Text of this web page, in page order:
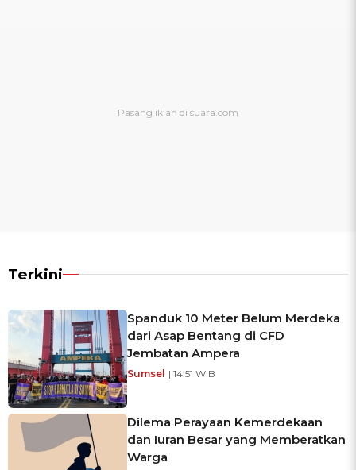
Terkini
Spanduk 10 Meter Belum Merdeka
dari Asap Bentang di CFD
Jembatan Ampera
Sumsel | 14:51 WIB
Dilema Perayaan Kemerdekaan
dan Iuran Besar yang Memberatkan
Warga